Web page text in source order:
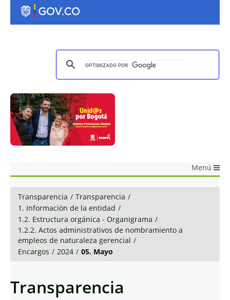
Menú
Transparencia / Transparencia /
1. Información de la entidad /
1.2. Estructura orgánica - Organigrama /
1.2.2. Actos administrativos de nombramiento a
empleos de naturaleza gerencial /
Encargos / 2024 / 05. Mayo
Transparencia